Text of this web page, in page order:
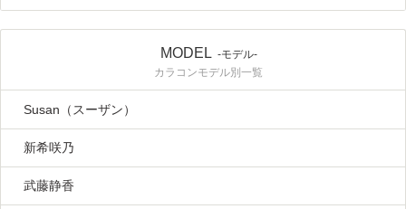
MODEL -モデル-
カラコンモデル別一覧
Susan（スーザン）
新希咲乃
武藤静香